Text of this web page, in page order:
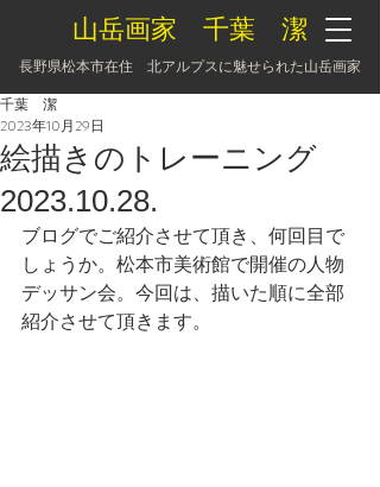
山岳画家 千葉 潔
長野県松本市在住 北アルプスに魅せられた山岳画家
絵描きのトレーニング
2023.10.28.
千葉 潔
2023年10月29日
ブログでご紹介させて頂き、何回目で
しょうか。松本市美術館で開催の人物
デッサン会。今回は、描いた順に全部
紹介させて頂きます。